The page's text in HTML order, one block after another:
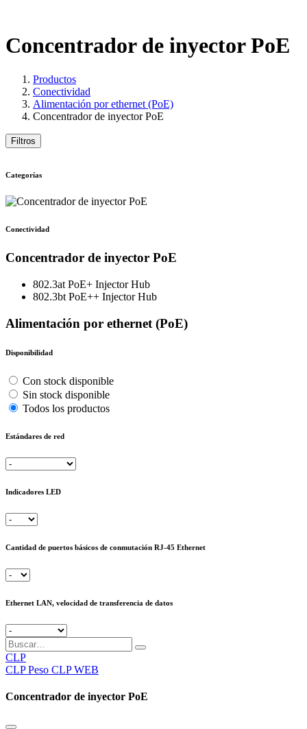
Concentrador de inyector PoE
Productos
Conectividad
Alimentación por ethernet (PoE)
Concentrador de inyector PoE
Filtros
Categorías
Conectividad
Concentrador de inyector PoE
802.3at PoE+ Injector Hub
802.3bt PoE++ Injector Hub
Alimentación por ethernet (PoE)
Disponibilidad
Con stock disponible
Sin stock disponible
Todos los productos
Estándares de red
Indicadores LED
Cantidad de puertos básicos de conmutación RJ-45 Ethernet
Ethernet LAN, velocidad de transferencia de datos
CLP
CLP Peso CLP WEB
Concentrador de inyector PoE